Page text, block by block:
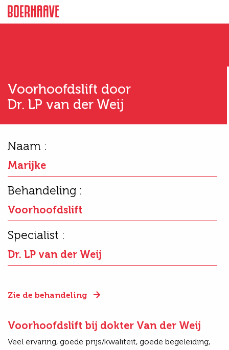
Voorhoofdslift door
Dr. LP van der Weij
Zie de behandeling
Naam :
Marijke
Behandeling :
Voorhoofdslift
Specialist :
Dr. LP van der Weij
Voorhoofdslift bij dokter Van der Weij
Veel ervaring, goede prijs/kwaliteit, goede begeleiding,